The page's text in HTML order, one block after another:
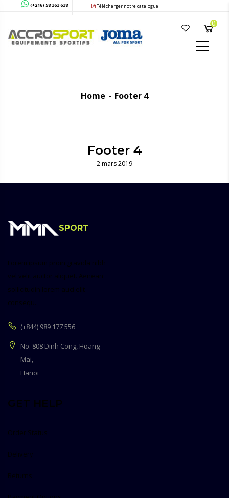
(+216) 58 363 638 Télécharger notre catalogue
0
Home Footer 4
Footer 4
2 mars 2019
SPORT
Lorem ipsum proin gravida nibh
vel velit auctor aliquet. Aenean
sollicitudin lorem auci elit
consequ.
(+844) 989 177 556
No. 808 Dinh Cong, Hoang
Mai,
Hanoi
GET HELP
Order Status
Delivery
Returns